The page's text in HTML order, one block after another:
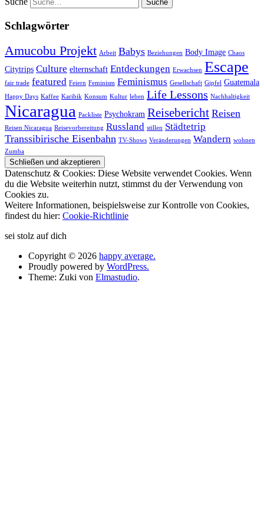
Schlagwörter
Amucobu Projekt Arbeit Babys Beziehungen Body Image Chaos
Citytrips Culture elternschaft Entdeckungen Erwachsen Escape
fair trade featured Feiern Feminism Feminismus Gesellschaft Gipfel Guatemala
Happy Days Kaffee Karibik Konsum Kultur leben Life Lessons Nachhaltigkeit
Nicaragua Packliste Psychokram Reisebericht Reisen
Reisen Nicaragua Reisevorbereitung Russland stillen Städtetrip
Transsibirische Eisenbahn TV-Shows Veränderungen Wandern wohnen
Zumba
Datenschutz & Cookies: Diese Website verwendet Cookies. Wenn
du die Website weiterhin nutzt, stimmst du der Verwendung von
Cookies zu.
Weitere Informationen, beispielsweise zur Kontrolle von Cookies,
findest du hier: Cookie-Richtlinie
sei stolz auf dich
Copyright © 2026 happy average.
Proudly powered by WordPress.
Theme: Zuki von Elmastudio.